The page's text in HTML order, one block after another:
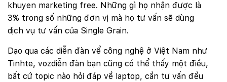
khuyen marketing free. Những gì họ nhận được là
3% trong số những đơn vị mà họ tư vấn sẽ dùng
dịch vụ tư vấn của Single Grain.
Dạo qua các diễn đàn vể công nghệ ở Việt Nam như
Tinhte, vozdiễn đàn bạn cũng có thể thấy một điều,
bất cứ topic nào hỏi đáp về laptop, cần tư vấn đều